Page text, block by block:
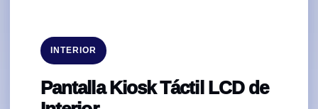
INTERIOR
Pantalla Kiosk Táctil LCD de